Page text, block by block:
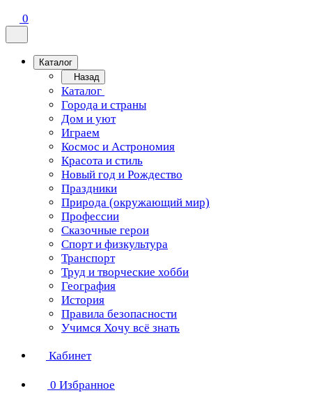
0
Каталог
Назад
Каталог
Города и страны
Дом и уют
Играем
Космос и Астрономия
Красота и стиль
Новый год и Рождество
Праздники
Природа (окружающий мир)
Профессии
Сказочные герои
Спорт и физкультура
Транспорт
Труд и творческие хобби
География
История
Правила безопасности
Учимся Хочу всё знать
Кабинет
0 Избранное